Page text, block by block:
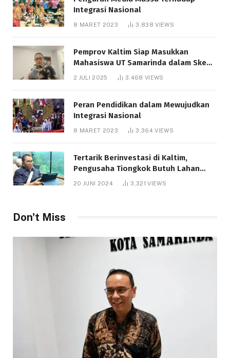
Integrasi Nasional
8 MARET 2023 3,838VIEWS
Pemprov Kaltim Siap Masukkan
Mahasiswa UT Samarinda dalam Skema
Bantuan Pendidikan Gratispol
2 JULI 2025 3,468 VIEWS
Peran Pendidikan dalam Mewujudkan
Integrasi Nasional
8 MARET 2023 3,364VIEWS
Tertarik Berinvestasi di Kaltim,
Pengusaha Tiongkok Butuh Lahan
1.000 Hektare
20 JUNI 2024 3,321VIEWS
Don't Miss